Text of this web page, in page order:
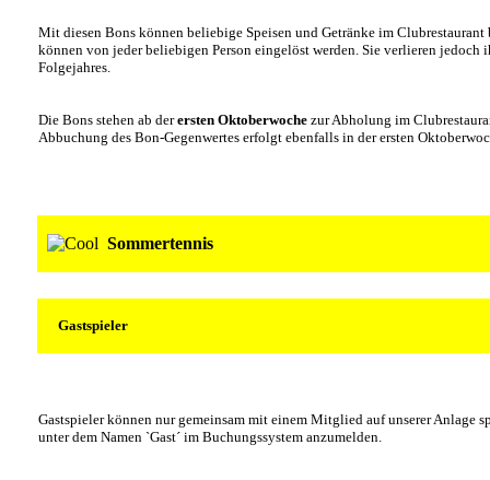
Mit diesen Bons können beliebige Speisen und Getränke im Clubrestaurant
können von jeder beliebigen Person eingelöst werden. Sie verlieren
Folgejahres.
Die Bons stehen ab derersten Oktoberwoche zur Abholung im
Abbuchung des Bon-Gegenwertes erfolgt ebenfalls in der ersten
Sommertennis
Gastspieler
Gastspieler können nur gemeinsam mit einem Mitglied auf unserer Anlage
unter dem Namen `Gast´ im Buchungssystem anzumelden.